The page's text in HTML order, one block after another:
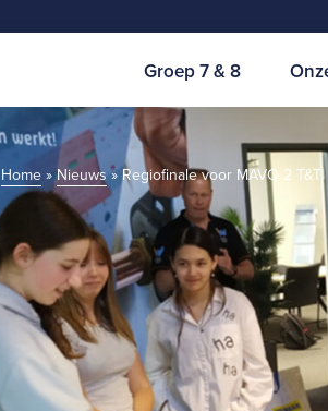
Groep 7 & 8
Home »Nieuws» Regiofinale voor MAVO 2 T&T